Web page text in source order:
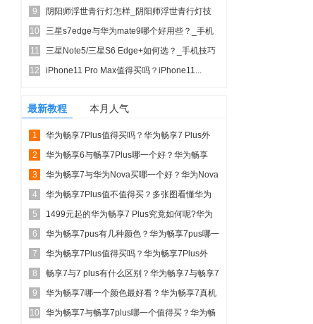
9
阴阳师浮世青行灯怎样_阴阳师浮世青行灯技
能图文详细说明
10
三星s7edge与华为mate9哪个好用些？_手机
技巧
11
三星Note5/三星S6 Edge+如何选？_手机技巧
12
iPhone11 Pro Max值得买吗？iPhone11...
最新教程 本月人气
1
华为畅享7Plus值得买吗？华为畅享7 Plus外
观/性能...
2
华为畅享6与畅享7Plus哪一个好？华为畅享
7Plus与畅...
3
华为畅享7与华为Nova买哪一个好？华为Nova
青春版与畅...
4
华为畅享7Plus值不值得买？多张图看懂华为
畅享7Plus...
5
1499元起的华为畅享7 Plus究竟如何呢?华为
畅享7 ...
6
华为畅享7pus有几种颜色？华为畅享7pus哪一
个颜色比较...
7
华为畅享7Plus值得买吗？华为畅享7Plus外
观、性能及...
8
畅享7与7 plus有什么区别？华为畅享7与畅享7
plu...
9
华为畅享7哪一个颜色最好看？华为畅享7真机
五色对比图赏
10
华为畅享7与畅享7plus哪一个值得买？华为畅